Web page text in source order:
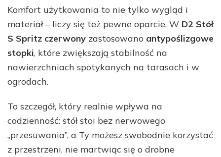
Komfort użytkowania to nie tylko wygląd i
materiał – liczy się też pewne oparcie. W D2 Stół
S Spritz czerwony zastosowano antypoślizgowe
stopki, które zwiększają stabilność na
nawierzchniach spotykanych na tarasach i w
ogrodach.
To szczegół, który realnie wpływa na
codzienność: stół stoi bez nerwowego
„przesuwania”, a Ty możesz swobodnie korzystać
z przestrzeni, nie martwiąc się o drobne